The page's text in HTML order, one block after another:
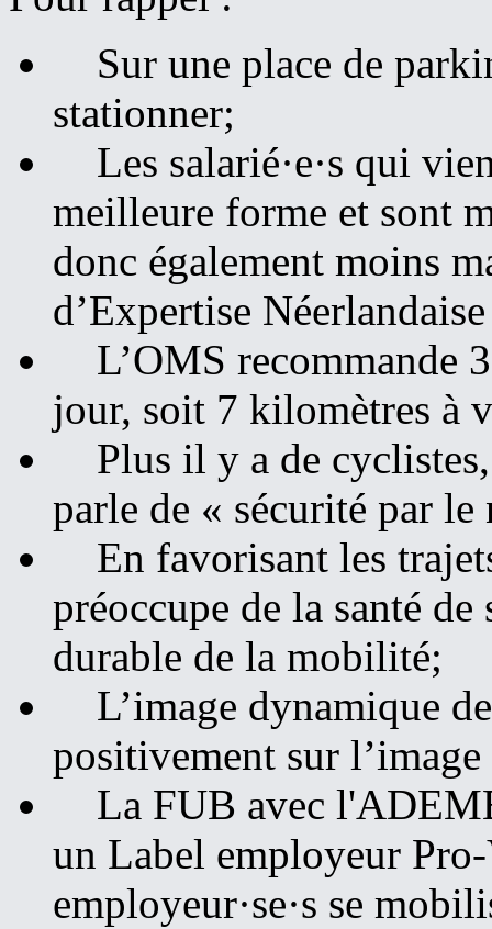
Sur une place de
stationner;
Les salarié·e·s qui
meilleure forme et sont
donc également moins
d’Expertise
L’OMS recommande
jour, soit 7 kilomètres à
Plus il y a de
parle de « sécurité par le
En favorisant les
préoccupe de la santé
durable de la mobilité;
L’image dynamique
positivement sur l’image
La FUB avec
un Label employeur
employeur·se·s se